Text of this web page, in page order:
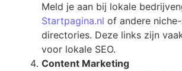
Meld je aan bij lokale
Startpagina.nl of andere
directories. Deze links zijn
voor lokale SEO.
Content Marketing